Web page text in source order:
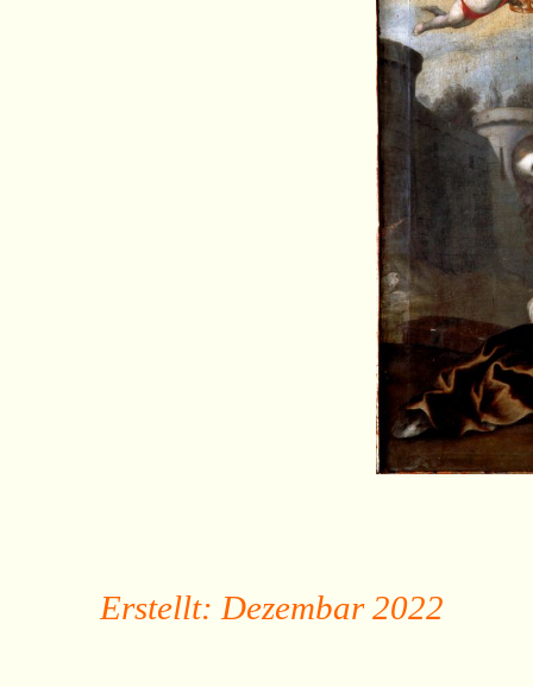
Erstellt: Dezembar 2022